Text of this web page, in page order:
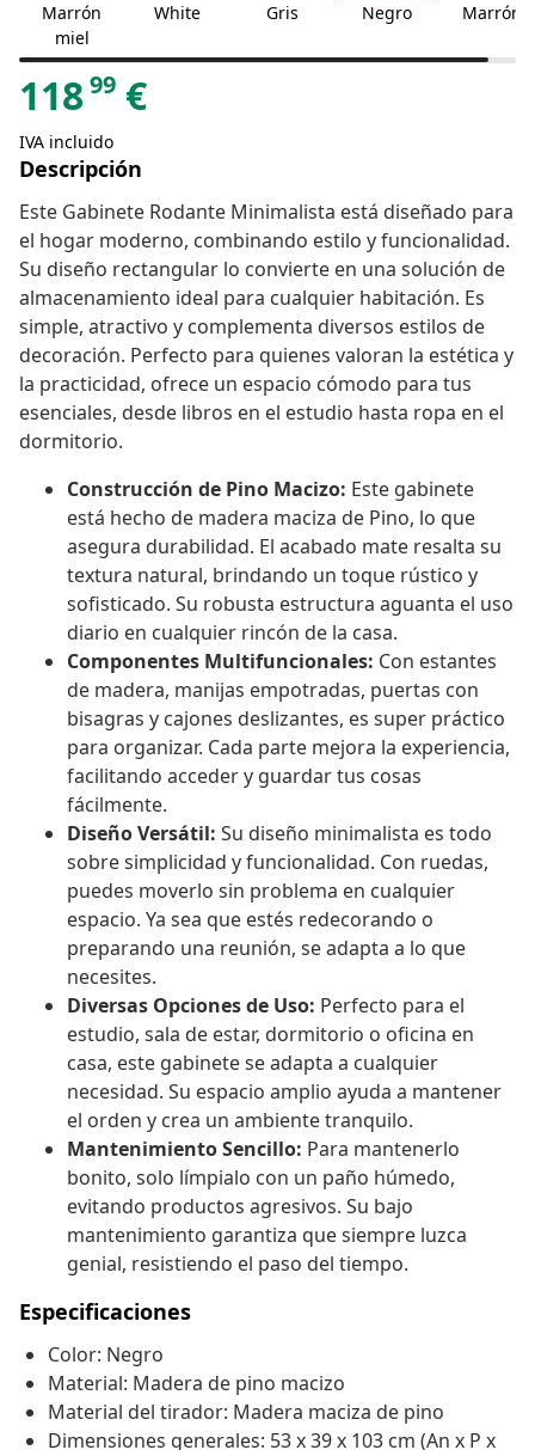
Marrón
miel
White Gris Negro Marrón
11899 €
IVA incluido
Descripción
Este Gabinete Rodante Minimalista está diseñado para
el hogar moderno, combinando estilo y funcionalidad.
Su diseño rectangular lo convierte en una solución de
almacenamiento ideal para cualquier habitación. Es
simple, atractivo y complementa diversos estilos de
decoración. Perfecto para quienes valoran la estética y
la practicidad, ofrece un espacio cómodo para tus
esenciales, desde libros en el estudio hasta ropa en el
dormitorio.
Construcción de Pino Macizo: Este gabinete
está hecho de madera maciza de Pino, lo que
asegura durabilidad. El acabado mate resalta su
textura natural, brindando un toque rústico y
sofisticado. Su robusta estructura aguanta el uso
diario en cualquier rincón de la casa.
Componentes Multifuncionales: Con estantes
de madera, manijas empotradas, puertas con
bisagras y cajones deslizantes, es super práctico
para organizar. Cada parte mejora la experiencia,
facilitando acceder y guardar tus cosas
fácilmente.
Diseño Versátil: Su diseño minimalista es todo
sobre simplicidad y funcionalidad. Con ruedas,
puedes moverlo sin problema en cualquier
espacio. Ya sea que estés redecorando o
preparando una reunión, se adapta a lo que
necesites.
Diversas Opciones de Uso: Perfecto para el
estudio, sala de estar, dormitorio o oficina en
casa, este gabinete se adapta a cualquier
necesidad. Su espacio amplio ayuda a mantener
el orden y crea un ambiente tranquilo.
Mantenimiento Sencillo: Para mantenerlo
bonito, solo límpialo con un paño húmedo,
evitando productos agresivos. Su bajo
mantenimiento garantiza que siempre luzca
genial, resistiendo el paso del tiempo.
Especificaciones
Color: Negro
Material: Madera de pino macizo
Material del tirador: Madera maciza de pino
Dimensiones generales: 53 x 39 x 103 cm (An x P x